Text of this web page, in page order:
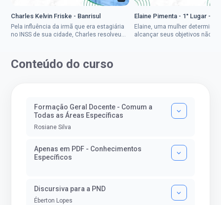
Charles Kelvin Friske - Banrisul
Pela influência da irmã que era estagiária
no INSS de sua cidade, Charles resolveu
Elaine Pimenta - 1° Lugar -
Elaine, uma mulher
alcançar seus objetivos não
Conteúdo do curso
Formação Geral Docente - Comum a
Todas as Áreas Específicas
Rosiane Silva
Apenas em PDF - Conhecimentos
Específicos
Discursiva para a PND
Éberton Lopes